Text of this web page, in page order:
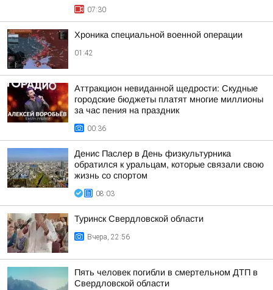
07:30
Хроника специальной военной операции
01:42
Аттракцион невиданной щедрости: Скудные
городские бюджеты платят многие миллионы
за час пения на праздник
00:36
Денис Паслер в День физкультурника
обратился к уральцам, которые связали свою
жизнь со спортом
08:03
Туринск Свердловской области
Вчера, 22:56
Пять человек погибли в смертельном ДТП в
Свердловской области